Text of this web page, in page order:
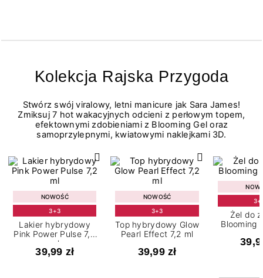
Kolekcja Rajska Przygoda
Stwórz swój viralowy, letni manicure jak Sara James!
Zmiksuj 7 hot wakacyjnych odcieni z perłowym topem,
efektownymi zdobieniami z Blooming Gel oraz
samoprzylepnymi, kwiatowymi naklejkami 3D.
NOWOŚĆ
3+3
Lakier hybrydowy
Pink Power Pulse 7,2
ml
39,99 zł
NOWOŚĆ
3+3
Top hybrydowy Glow
Pearl Effect 7,2 ml
39,99 zł
Żel do
Blooming